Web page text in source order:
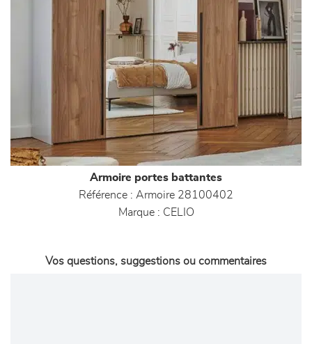
Armoire portes battantes
Référence : Armoire 28100402
Marque : CELIO
Vos questions, suggestions ou commentaires